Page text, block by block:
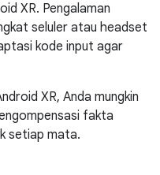
XR. Pengalaman
seluler atau headset
kode input agar
XR, Anda mungkin
fakta
setiap mata.